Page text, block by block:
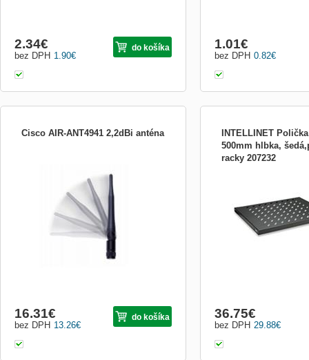
1.90€
bez DPH
2.34€ do košíka
0.82€
bez DPH
1.01€
Cisco AIR-ANT4941 2,2dBi anténa
světová společnost v oblasti přenosu dat,
hlasu a obrazu a v oblasti LAN a WAN sítí.
Téměř veškerý provozu Internetu je
směrován produkty Cisco Systems. Do
portfolia výrobků společnosti Cisco patří
směrovače, přepína...
13.26€
bez DPH
16.31€ do košíka
INTELLINET
500mm hlbka,
racky 207232
•Dimensions: 550 mm
29.88€
bez DPH
36.75€